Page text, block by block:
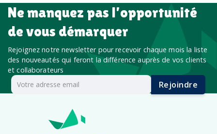
Ne manquez pas l’opportunité
de vous démarquer
Rejoignez notre newsletter pour recevoir chaque mois la liste
des nouveautés qui feront la différence auprès de vos clients
et collaborateurs
Rejoindre